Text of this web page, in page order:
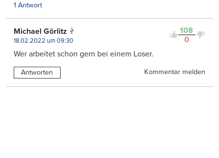
1 Antwort
108
0
Michael Görlitz
18.02.2022 um 09:30
Wer arbeitet schon gern bei einem Loser.
Antworten Kommentar melden